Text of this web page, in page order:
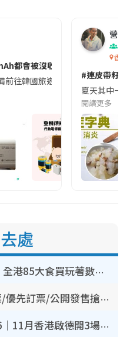
都會被沒收😱出發前切記檢查
前往韓國旅遊的民眾，近期要
營養
香港
#連皮帶籽
夏天其中一
閱讀更多
處
【8月生日優惠2026】全港85大食買玩著數攻略 自助餐/火鍋放題同行免費＋誠品/DONKI送現金券
人夫集團｜Klook套票/優先訂票/公開發售搶飛攻略！附票價.購票連結.場地座位表
BIGBANG演唱會2026｜11月香港啟德開3場！實名制VIP申請、優先購票攻略